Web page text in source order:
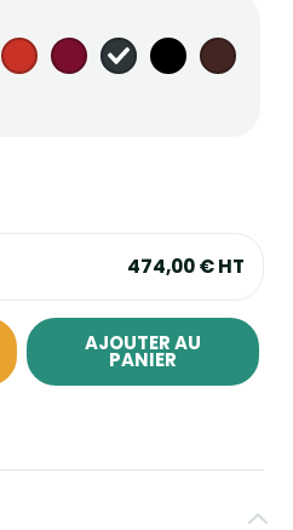
474,00 €HT
AJOUTER AU
PANIER